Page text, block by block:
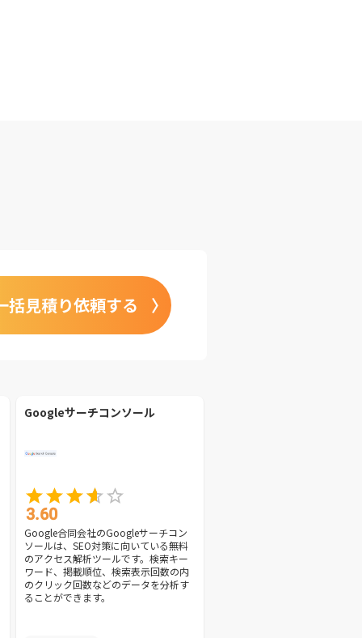
括見積り依頼する
Googleサーチコンソール
3.60
Google合同会社のGoogleサーチコン
ソールは、SEO対策に向いている無料
のアクセス解析ツールです。検索キー
ワード、掲載順位、検索表示回数の内
のクリック回数などのデータを分析す
ることができます。